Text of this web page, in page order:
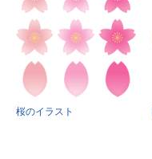
桜のイラスト